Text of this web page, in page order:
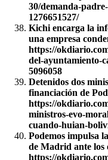
30/demanda-
1276651527/
Kichi encarga la
una empresa
https://
del-ayuntamiento-
5096058
Detenidos dos
financiación de
https://
ministros-evo-
cuando-huian-
Podemos impulsa
de Madrid ante los
https://